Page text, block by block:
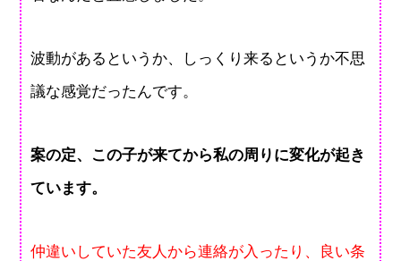
波動があるというか、しっくり来るというか不思
議な感覚だったんです。
案の定、この子が来てから私の周りに変化が起き
ています。
仲違いしていた友人から連絡が入ったり、良い条